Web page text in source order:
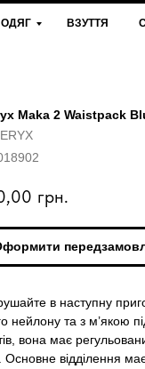
ОДЯГ ВЗУТТЯ
Maka 2 Waistpack
грн.
в наступну
нейлону та з м’якою
вона має
Основне відділення